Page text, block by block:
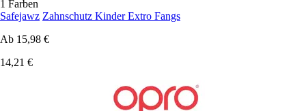
1 Farben
Safejawz Zahnschutz Kinder Extro Fangs
Ab 15,98 €
14,21 €